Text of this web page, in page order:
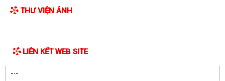
QUYẾT ĐỊNH Cho thôi giữ chức danh Chủ tịch Hội Người cao tuổi xã Hà
Bắc nhiệm kỳ 2026 - 2031
THÔNG BÁO KẾT LUẬN CỦA BAN THƯỜNG VỤ THÀNH ỦY về phương
THƯ VIỆN ẢNH